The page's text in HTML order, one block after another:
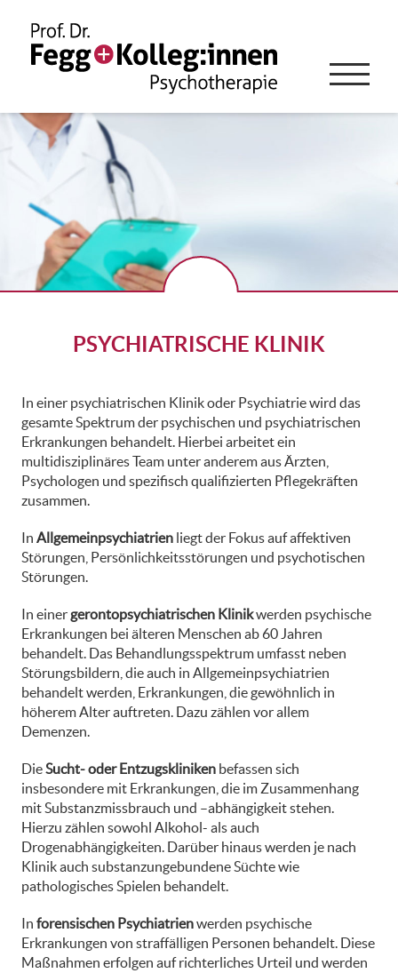
PSYCHIATRISCHE KLINIK
In einer psychiatrischen Klinik oder Psychiatrie wird das
gesamte Spektrum der psychischen und psychiatrischen
Erkrankungen behandelt. Hierbei arbeitet ein
multidisziplinäres Team unter anderem aus Ärzten,
Psychologen und spezifisch qualifizierten Pflegekräften
zusammen.
In Allgemeinpsychiatrien liegt der Fokus auf affektiven
Störungen, Persönlichkeitsstörungen und psychotischen
Störungen.
In einer gerontopsychiatrischen Klinikwerden psychische
Erkrankungen bei älteren Menschen ab 60 Jahren
behandelt. Das Behandlungsspektrum umfasst neben
Störungsbildern, die auch in Allgemeinpsychiatrien
behandelt werden, Erkrankungen, die gewöhnlich in
höherem Alter auftreten. Dazu zählen vor allem
Demenzen.
DieSucht- oder Entzugskliniken befassen sich
insbesondere mit Erkrankungen, die im Zusammenhang
mit Substanzmissbrauch und –abhängigkeit stehen.
Hierzu zählen sowohl Alkohol- als auch
Drogenabhängigkeiten. Darüber hinaus werden je nach
Klinik auch substanzungebundene Süchte wie
pathologisches Spielen behandelt.
In forensischen Psychiatrienwerden psychische
Erkrankungen von straffälligen Personen behandelt. Diese
Maßnahmen erfolgen auf richterliches Urteil und werden